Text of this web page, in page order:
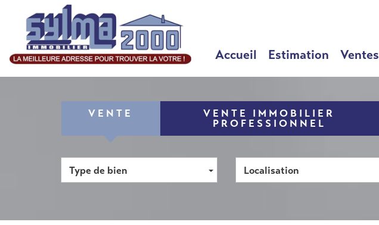
Accueil Estimation Ventes
VENTE
VENTE IMMOBILIER
PROFESSIONNEL
Type de bien Localisation